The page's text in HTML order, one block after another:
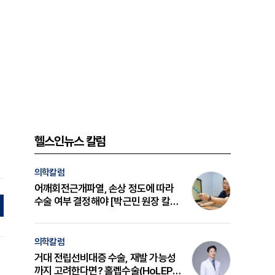
헬스인뉴스 칼럼
의학칼럼
어깨회전근개파열, 손상 정도에 따라
수술 여부 결정해야 [박근민 원장 칼
의학칼럼
거대 전립선비대증 수술, 재발 가능성
까지 고려한다면? 홀렙수술(HoLEP)